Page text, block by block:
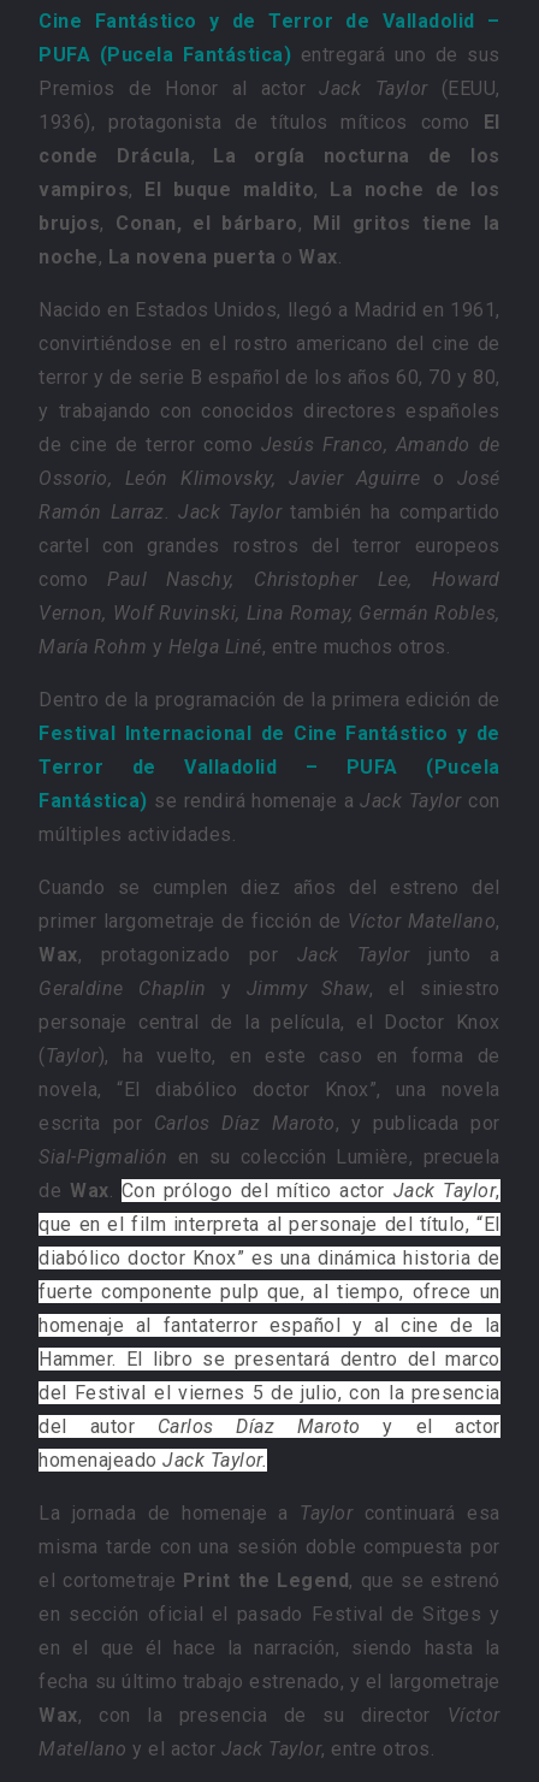
Cine Fantástico y de Terror de Valladolid –
PUFA (Pucela Fantástica) entregará uno de sus
Premios de Honor al actorJack Taylor (EEUU,
1936), protagonista de títulos míticos como El
conde Drácula, La orgía nocturna de los
vampiros, El buque maldito, La noche de los
brujos, Conan, el bárbaro, Mil gritos tiene la
noche, La novena puerta o Wax
Nacido en Estados Unidos, llegó a Madrid en 1961,
convirtiéndose en el rostro americano del cine de
terror y de serie B español de los años 60, 70 y 80,
y trabajando con conocidos directores españoles
de cine de terror como Jesús Franco, Amando de
Ossorio, León Klimovsky, Javier Aguirre o José
Ramón Larraz. Jack Taylortambién ha compartido
cartel con grandes rostros del terror europeos
como Paul Naschy, Christopher Lee, Howard
Vernon, Wolf Ruvinski, Lina Romay, Germán Robles,
María Rohm y Helga Liné, entre muchos otros.
Dentro de la programación de la primera edición de
Festival Internacional de Cine Fantástico y de
Terror de Valladolid – PUFA (Pucela
Fantástica) se rendirá homenaje aJack Taylorcon
múltiples actividades.
Cuando se cumplen diez años del estreno del
primer largometraje de ficción de Víctor Matellano,
Wax, protagonizado por Jack Taylorjunto a
Geraldine Chaplin y Jimmy Shaw, el siniestro
personaje central de la película, el Doctor Knox
(Taylor), ha vuelto, en este caso en forma de
novela, “El diabólico doctor Knox”, una novela
escrita por Carlos Díaz Maroto, y publicada por
Sial-Pigmalión en su colección Lumière, precuela
de Wax Con prólogo del mítico actor Jack Taylor,
que en el film interpreta al personaje del título, “El
diabólico doctor Knox” es una dinámica historia de
fuerte componente pulp que, al tiempo, ofrece un
homenaje al fantaterror español y al cine de la
Hammer. El libro se presentará dentro del marco
del Festival el viernes 5 de julio, con la presencia
del autor Carlos Díaz Maroto y el actor
homenajeadoJack Taylor.
La jornada de homenaje a Taylorcontinuará esa
misma tarde con una sesión doble compuesta por
el cortometraje Print the Legend, que se estrenó
en sección oficial el pasado Festival de Sitges y
en el que él hace la narración, siendo hasta la
fecha su último trabajo estrenado, y el largometraje
Wax, con la presencia de su director Víctor
Matellano y el actor Jack Taylor, entre otros.